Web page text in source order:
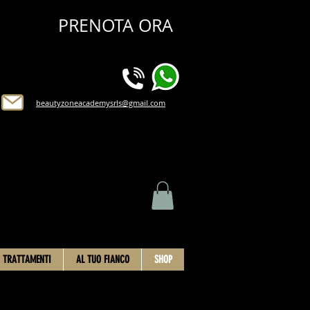
PRENOTA ORA
beautyzoneacademysrls@gmail.com
TRATTAMENTI AL TUO FIANCO SHOP